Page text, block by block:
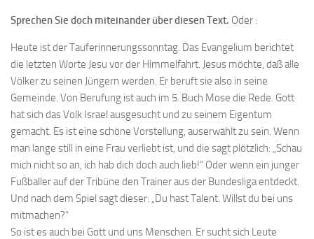
Sprechen Sie doch miteinander über diesen Text. Oder :
Heute ist der Tauferinnerungssonntag. Das Evangelium berichtet
die letzten Worte Jesu vor der Himmelfahrt. Jesus möchte, daß alle
Völker zu seinen Jüngern werden. Er beruft sie also in seine
Gemeinde. Von Berufung ist auch im 5. Buch Mose die Rede. Gott
hat sich das Volk Israel ausgesucht und zu seinem Eigentum
gemacht. Es ist eine schöne Vorstellung, auserwählt zu sein. Wenn
man lange still in eine Frau verliebt ist, und die sagt plötzlich: „Schau
mich nicht so an, ich hab dich doch auch lieb!“ Oder wenn ein junger
Fußballer auf der Tribüne den Trainer aus der Bundesliga entdeckt.
Und nach dem Spiel sagt dieser: „Du hast Talent. Willst du bei uns
mitmachen?“
So ist es auch bei Gott und uns Menschen. Er sucht sich Leute